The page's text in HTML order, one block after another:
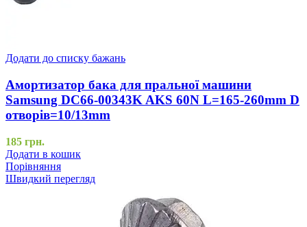
Додати до списку бажань
Амортизатор бака для пральної машини
Samsung DC66-00343K AKS 60N L=165-260mm D
отворів=10/13mm
185 грн.
Додати в кошик
Порівняння
Швидкий перегляд